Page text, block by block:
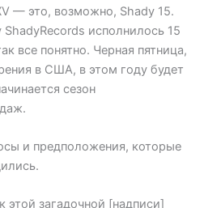
— это, возможно, Shady 15.
исполнилось 15
все понятно. Черная пятница,
в США, в этом году будет
сезон
и предположения, которые
загадочной [надписи]